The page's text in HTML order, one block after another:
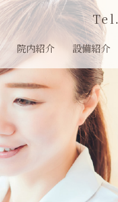
Tel.
院内紹介 設備紹介